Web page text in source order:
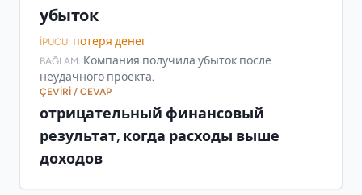
убыток
İPUCU: потеря денег
BAĞLAM: Компания получила убыток после
неудачного проекта.
ÇEVIRI / CEVAP
отрицательный финансовый
результат, когда расходы выше
доходов